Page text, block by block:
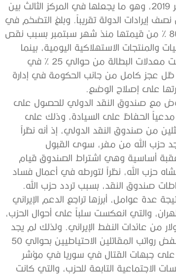
نسبة ديون البلاد إلى الناتج المحلي الإجمالي 152 % في أواخر 2019، وهو ما يجعلها في المركز الثالث بين
نصف إيرادات الدولة تقريباً. وبلغ التضخم في
البلاد في يونيو 90 %، بينما فقدت العملة المحلية أكثر من 80 % من قيمتها منذ شهر سبتمبر بسبب نقص
والمنتجات الاستهلاكية اليومية، بينما
ترتفع أسعار المنتجات الأخرى، مثل اللحوم أو الحبوب، وارتفعت معدلات البطالة من حوالي 25 % في
إلى حوالي 32 % بحلول أواخر مايو 2020. وفي ظل عجز كامل من جانب الحكومة في إدارة
على إصلاح الوضع.
مع صندوق النقد الدولي للحصول على
ذلك، مدعياً الحفاظ على السيادة، وذلك على
من صندوق النقد الدولي، إذ أنه نظراً
حزب الله من مفر، سوى القبول
أساسية وهي اشتراط الصندوق قيام
حزب الله، نظراً لتورطه في أعمال فساد
صندوق النقد، بسبب تردد حزب الله.
عدة عوامل، أبرزها تراجع الدعم الإيراني
والتي انعكست سلباً على أحوال الحزب،
الإيراني يمنحه حوالي 700 مليون دولار من عائدات النفط الإيراني. ولذلك لم يجد
حزب الله أمام من خيار أمامه سوى تقليص ميزانيته، حيث خفض رواتب المقاتلين الاحتياطيين بحوالي 50
على جبهات القتال في سوريا في مؤشر
التابعة للحزب، والتي كانت